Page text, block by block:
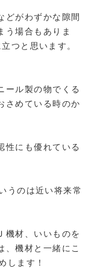
どがわずかな隙間
う場合もありま
つと思います。
ール製の物でくる
さめている時のか
性にも優れている
うのは近い将来常
機材、いいものを
、機材と一緒にこ
します！